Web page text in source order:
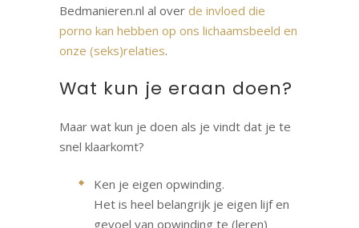
Bedmanieren.nl al over de invloed die
porno kan hebben op ons lichaamsbeeld en
onze (seks)relaties.
Wat kun je eraan doen?
Maar wat kun je doen als je vindt dat je te
snel klaarkomt?
Ken je eigen opwinding.
Het is heel belangrijk je eigen lijf en
gevoel van opwinding te (leren)